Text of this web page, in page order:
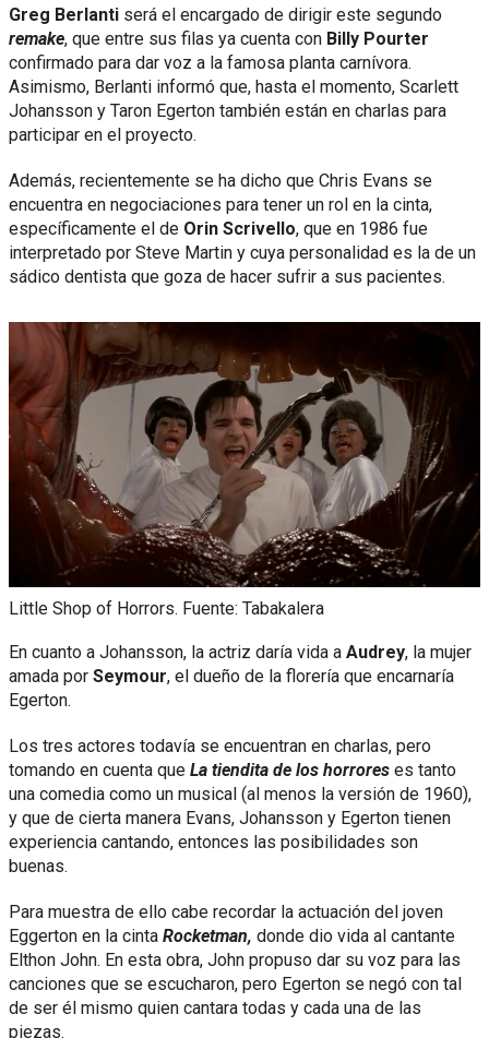
Greg Berlanti será el encargado de dirigir este segundo
remake, que entre sus filas ya cuenta con Billy Pourter
confirmado para dar voz a la famosa planta carnívora.
Asimismo, Berlanti informó que, hasta el momento, Scarlett
Johansson y Taron Egerton también están en charlas para
participar en el proyecto.
Además, recientemente se ha dicho que Chris Evans se
encuentra en negociaciones para tener un rol en la cinta,
específicamente el de Orin Scrivello, que en 1986 fue
interpretado por Steve Martin y cuya personalidad es la de un
sádico dentista que goza de hacer sufrir a sus pacientes.
Little Shop of Horrors. Fuente: Tabakalera
En cuanto a Johansson, la actriz daría vida a Audrey, la mujer
amada por Seymour, el dueño de la florería que encarnaría
Egerton.
Los tres actores todavía se encuentran en charlas, pero
tomando en cuenta que La tiendita de los horrores es tanto
una comedia como un musical (al menos la versión de 1960),
y que de cierta manera Evans, Johansson y Egerton tienen
experiencia cantando, entonces las posibilidades son
buenas.
Para muestra de ello cabe recordar la actuación del joven
Eggerton en la cinta Rocketman, donde dio vida al cantante
Elthon John. En esta obra, John propuso dar su voz para las
canciones que se escucharon, pero Egerton se negó con tal
de ser él mismo quien cantara todas y cada una de las
piezas.